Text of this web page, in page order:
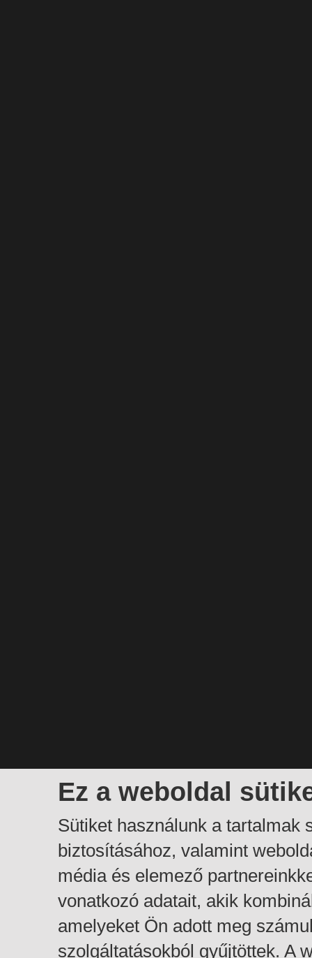
Ez a weboldal
Sütiket használunk a tartalmak
biztosításához, valamint
média és elemező
vonatkozó adatait, akik
amelyeket Ön adott meg
szolgáltatásokból gyűjtöttek. A